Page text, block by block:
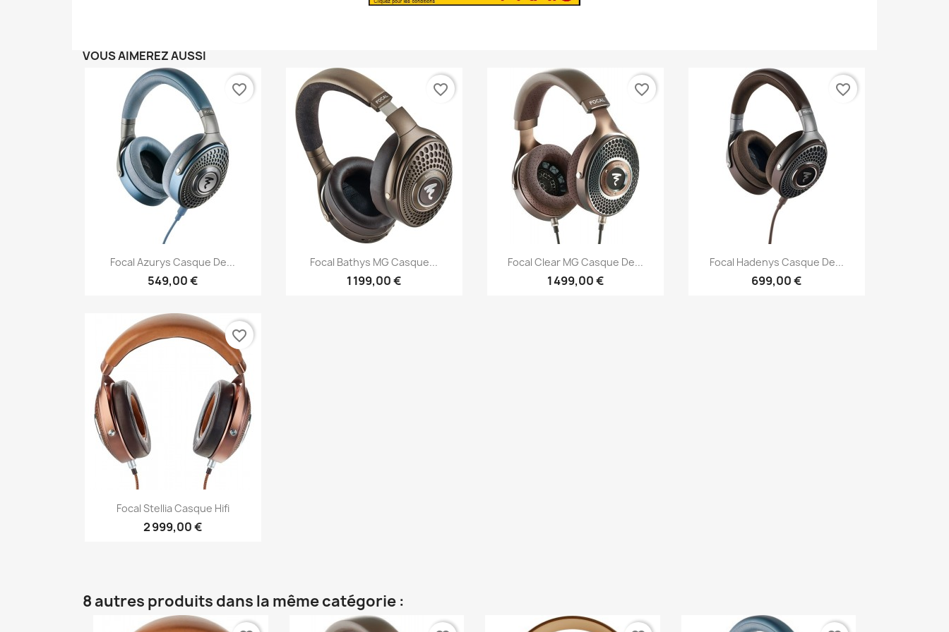
VOUS AIMEREZ AUSSI
Aperçu rapide
Focal Azurys Casque De...
549,00 €
favorite_border
Aperçu rapide
Focal Bathys MG Casque...
1 199,00 €
favorite_border
Aperçu rapide
Focal Clear MG Casque De...
1 499,00 €
favorite_border
Aperçu rapide
Focal Hadenys Casque De...
699,00 €
favorite_border
 Aperçu rapide
Focal Stellia Casque Hifi
2 999,00 €
favorite_border
8 autres produits dans la même catégorie :